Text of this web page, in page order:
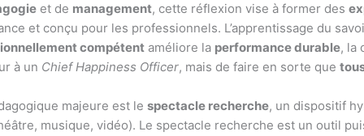
et de management, cette réflexion vise à former des
et conçu pour les professionnels. L’apprentissage du
compétent améliore la performance durable, la
à un Chief Happiness Officer, mais de faire en sorte que
majeure est lespectacle recherche, un dispositif
musique, vidéo). Le spectacle recherche est un outil